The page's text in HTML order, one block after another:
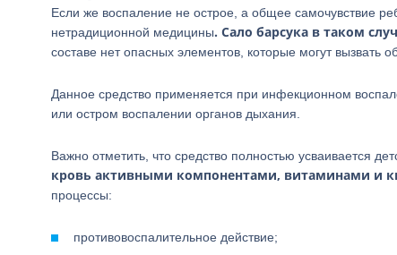
Если же воспаление не острое, а общее самочувствие
нетрадиционной медицины. Сало барсука в таком
составе нет опасных элементов, которые могут вызвать
Данное средство применяется при инфекционном
или остром воспалении органов дыхания.
Важно отметить, что средство полностью усваивается
кровь активными компонентами, витаминами и
процессы:
противовоспалительное действие;